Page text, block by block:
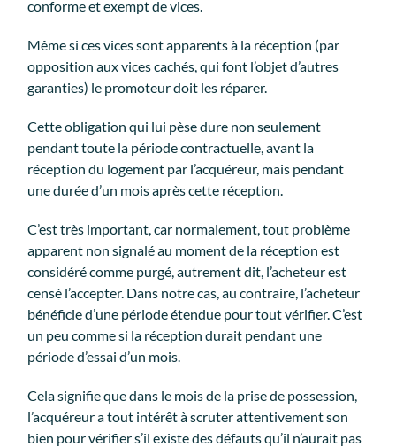
conforme et exempt de vices.
Même si ces vices sont apparents à la réception (par
opposition aux vices cachés, qui font l’objet d’autres
garanties) le promoteur doit les réparer.
Cette obligation qui lui pèse dure non seulement
pendant toute la période contractuelle, avant la
réception du logement par l’acquéreur, mais pendant
une durée d’un mois après cette réception.
C’est très important, car normalement, tout problème
apparent non signalé au moment de la réception est
considéré comme purgé, autrement dit, l’acheteur est
censé l’accepter. Dans notre cas, au contraire, l’acheteur
bénéficie d’une période étendue pour tout vérifier. C’est
un peu comme si la réception durait pendant une
période d’essai d’un mois.
Cela signifie que dans le mois de la prise de possession,
l’acquéreur a tout intérêt à scruter attentivement son
bien pour vérifier s’il existe des défauts qu’il n’aurait pas